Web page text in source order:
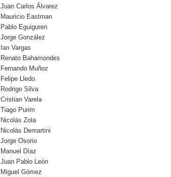
Juan Carlos Álvarez
Mauricio Eastman
Pablo Eguiguren
Jorge González
Ian Vargas
Renato Bahamondes
Fernando Muñoz
Felipe Lledo
Rodrigo Silva
Cristian Varela
Tiago Purim
Nicolás Zola
Nicolás Demartini
Jorge Osorio
Manuel Díaz
Juan Pablo León
Miguel Gómez